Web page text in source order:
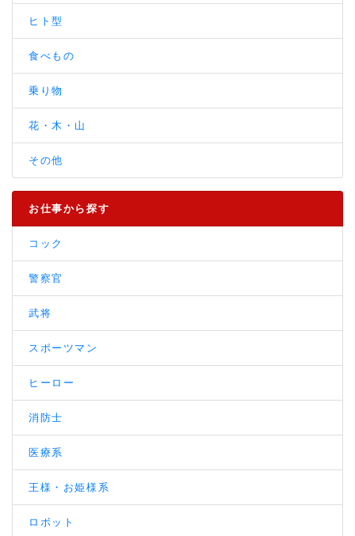
ヒト型
食べもの
乗り物
花・木・山
その他
お仕事から探す
コック
警察官
武将
スポーツマン
ヒーロー
消防士
医療系
王様・お姫様系
ロボット